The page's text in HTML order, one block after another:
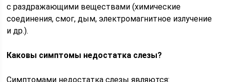
с раздражающими веществами (химические
соединения, смог, дым, электромагнитное излучение
и др.).
Каковы симптомы недостатка слезы?
Симптомами недостатка слезы являются: